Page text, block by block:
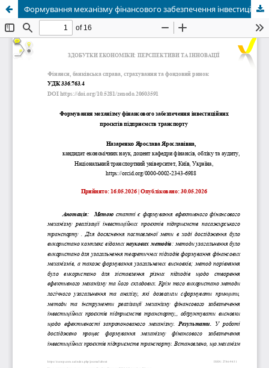
Формування механізму фінансового забезпечення інвестиційних проєктів підприємств транспорту